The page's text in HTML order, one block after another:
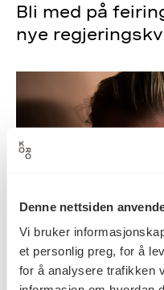
Denne nettsiden
Vi bruker
et personlig preg, for å
for å analysere trafikken
Bli med på
nye